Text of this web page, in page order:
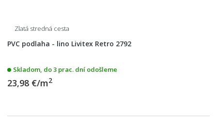
Zlatá stredná cesta
PVC podlaha - lino Livitex Retro 2792
Skladom, do 3 prac. dní odošleme
23,98 €/m2